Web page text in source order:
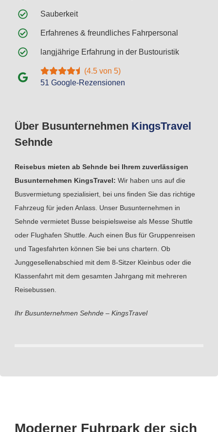
Über Busunternehmen KingsTravel
Sehnde
Reisebus mieten ab Sehnde bei Ihrem zuverlässigen
Busunternehmen KingsTravel: Wir haben uns auf die
Busvermietung spezialisiert, bei uns finden Sie das richtige
Fahrzeug für jeden Anlass. Unser Busunternehmen in
Sehnde vermietet Busse beispielsweise als Messe Shuttle
oder Flughafen Shuttle. Auch einen Bus für Gruppenreisen
und Tagesfahrten können Sie bei uns chartern. Ob
Junggesellenabschied mit dem 8-Sitzer Kleinbus oder die
Klassenfahrt mit dem gesamten Jahrgang mit mehreren
Reisebussen.
Ihr Busunternehmen Sehnde – KingsTravel
Sauberkeit
Erfahrenes & freundliches Fahrpersonal
langjährige Erfahrung in der Bustouristik
(4.5 von 5)
51 Google-Rezensionen
Moderner Fuhrpark der sich